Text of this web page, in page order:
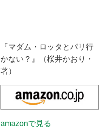
『マダム・ロッタとパリ行
かない？』（桜井かおり・
著）
amazonで見る